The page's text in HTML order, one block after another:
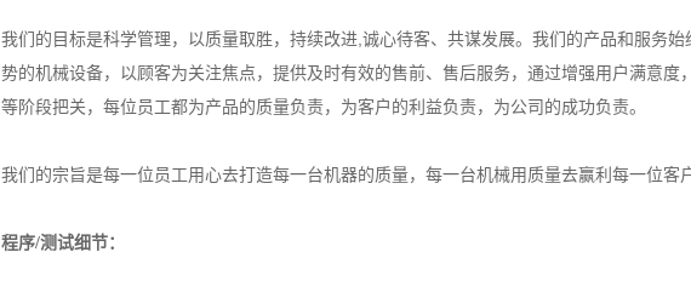
我们的目标是科学管理，以质量取胜，持续改进,诚心待客、共谋发展。我们的产品和服务
势的机械设备，以顾客为关注焦点，提供及时有效的售前、售后服务，通过增强用户满意
等阶段把关，每位员工都为产品的质量负责，为客户的利益负责，为公司的成功负责。
我们的宗旨是每一位员工用心去打造每一台机器的质量，每一台机械用质量去赢利每一位客
程序/测试细节：